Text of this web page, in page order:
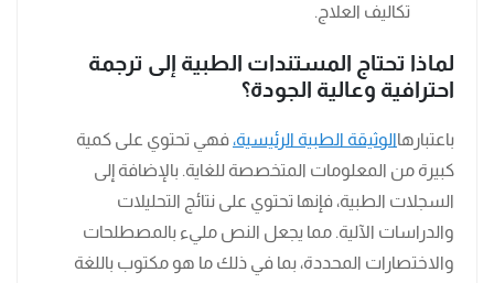
تكاليف العلاج.
لماذا تحتاج المستندات الطبية إلى ترجمة
احترافية وعالية الجودة؟
باعتبارهاالوثيقة الطبية الرئيسية،فهي تحتوي على كمية
كبيرة من المعلومات المتخصصة للغاية. بالإضافة إلى
السجلات الطبية، فإنها تحتوي على نتائج التحليلات
والدراسات الآلية. مما يجعل النص مليء بالمصطلحات
والاختصارات المحددة، بما في ذلك ما هو مكتوب باللغة